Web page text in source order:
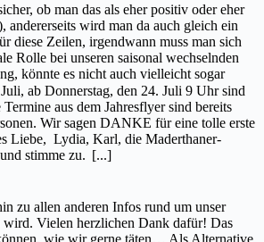
ob man das als eher positiv oder eher
wird man da auch gleich ein
diese Zeilen, irgendwann muss man sich
Rolle bei unseren saisonal wechselnden
könnte es nicht auch vielleicht sogar
ab Donnerstag, den 24. Juli 9 Uhr sind
aus dem Jahresflyer sind bereits
Wir sagen DANKE für eine tolle erste
Liebe, Lydia, Karl, die Maderthaner-
stimme zu. [...]
zu allen anderen Infos rund um unser
wird. Vielen herzlichen Dank dafür! Das
wie wir gerne täten… Als Alternative